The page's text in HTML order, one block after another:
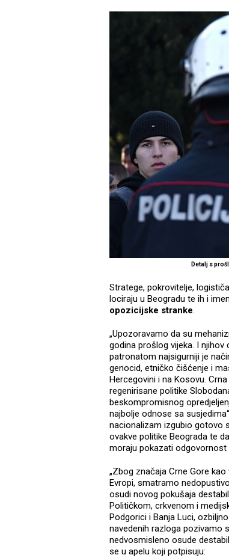
Detalj s
Stratege, pokrovitelje,
lociraju u Beogradu te ih i
opozicijske stranke.
„Upozoravamo da su
godina prošlog vijeka. I njihov
patronatom najsigurniji je
genocid, etničko čišćenje i
Hercegovini i na Kosovu.
regenirisane politike
beskompromisnog
najbolje odnose sa
nacionalizam izgubio gotovo
ovakve politike Beograda te
moraju pokazati
„Zbog značaja Crne Gore
Evropi, smatramo
osudi novog pokušaja
Političkom, crkvenom i
Podgorici i Banja Luci,
navedenih razloga pozivamo
nedvosmisleno osude
se u apelu koji potpisuju: